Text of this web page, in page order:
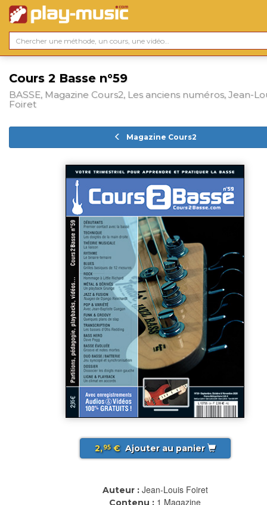
Cours 2 Basse n°59
BASSE, Magazine Cours2, Les anciens numéros, Jean-
Foiret
Magazine Cours2
2,95€ Ajouter au panier
Auteur : Jean-Louis Foiret
Contenu : 1 Magazine